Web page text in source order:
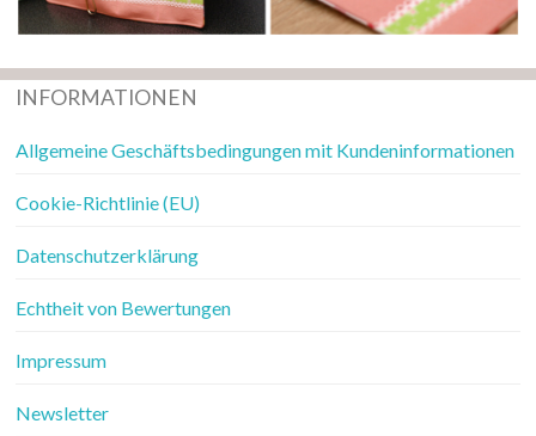
INFORMATIONEN
Allgemeine Geschäftsbedingungen mit Kundeninformationen
Cookie-Richtlinie (EU)
Datenschutzerklärung
Echtheit von Bewertungen
Impressum
Newsletter